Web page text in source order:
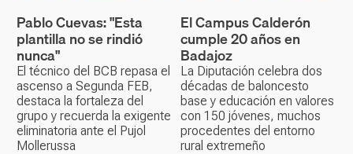
Pablo Cuevas: "Esta
plantilla no se rindió
nunca"
El técnico del BCB repasa el
ascenso a Segunda FEB,
destaca la fortaleza del
grupo y recuerda la exigente
eliminatoria ante el Pujol
Mollerussa
El Campus Calderón
cumple 20 años en
Badajoz
La Diputación celebra dos
décadas de baloncesto
base y educación en valores
con 150 jóvenes, muchos
procedentes del entorno
rural extremeño